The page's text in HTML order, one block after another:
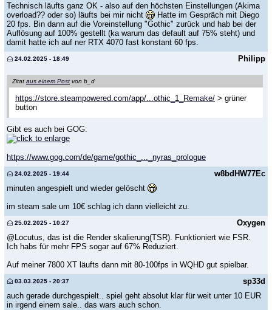
Technisch läufts ganz OK - also auf den höchsten Einstellungen (Akima
overload?? oder so) läufts bei mir nicht
Hatte im Gespräch mit Diego
20 fps. Bin dann auf die Voreinstellung "Gothic" zurück und hab bei der
Auflösung auf 100% gestellt (ka warum das default auf 75% steht) und
damit hatte ich auf ner RTX 4070 fast konstant 60 fps.
Philipp
24.02.2025 - 18:49
Zitat aus einem Post von b_d
https://store.steampowered.com/app/...othic_1_Remake/ > grüner
button
Gibt es auch bei GOG:
https://www.gog.com/de/game/gothic_..._nyras_prologue
w8bdHW77Ec
24.02.2025 - 19:44
minuten angespielt und wieder gelöscht
im steam sale um 10€ schlag ich dann vielleicht zu.
Oxygen
25.02.2025 - 10:27
@Locutus, das ist die Render skalierung(TSR). Funktioniert wie FSR.
Ich habs für mehr FPS sogar auf 67% Reduziert.
Auf meiner 7800 XT läufts dann mit 80-100fps in WQHD gut spielbar.
sp33d
03.03.2025 - 20:37
auch gerade durchgespielt.. spiel geht absolut klar für weit unter 10 EUR
in irgend einem sale.. das wars auch schon.